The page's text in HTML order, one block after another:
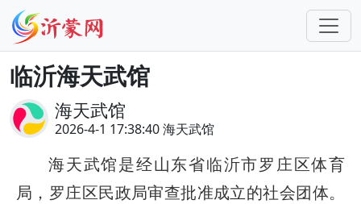
​临沂海天武馆
​海天武馆
2026-4-1 17:38:40 ​海天武馆
海天武馆是经山东省临沂市罗庄区体育
局，罗庄区民政局审查批准成立的社会团体。